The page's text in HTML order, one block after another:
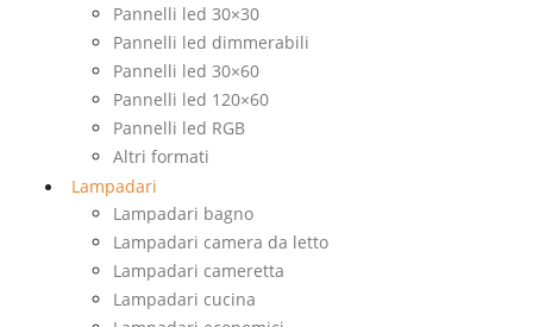
Pannelli led 30×30
Pannelli led dimmerabili
Pannelli led 30×60
Pannelli led 120×60
Pannelli led RGB
Altri formati
Lampadari
Lampadari bagno
Lampadari camera da letto
Lampadari cameretta
Lampadari cucina